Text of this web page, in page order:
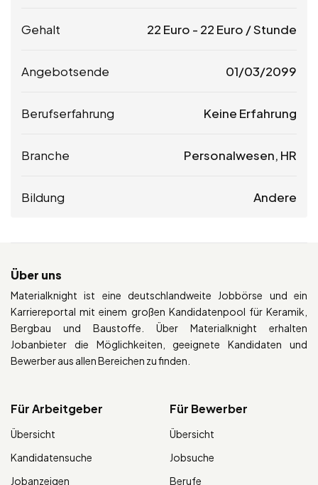
Gehalt 22 Euro - 22 Euro / Stunde
Angebotsende 01/03/2099
Berufserfahrung Keine Erfahrung
Branche Personalwesen, HR
Bildung Andere
Über uns
Materialknight ist eine deutschlandweite Jobbörse und ein
Karriereportal mit einem großen Kandidatenpool für Keramik,
Bergbau und Baustoffe. Über Materialknight erhalten
Jobanbieter die Möglichkeiten, geeignete Kandidaten und
Bewerber aus allen Bereichen zu finden.
Für Arbeitgeber
Übersicht
Kandidatensuche
Jobanzeigen
Für Bewerber
Übersicht
Jobsuche
Berufe